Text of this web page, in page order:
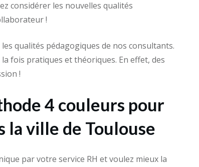
considérer les nouvelles qualités
!
qualités pédagogiques de nos consultants.
fois pratiques et théoriques. En effet, des
!
4 couleurs pour
la ville de Toulouse
par votre service RH et voulez mieux la